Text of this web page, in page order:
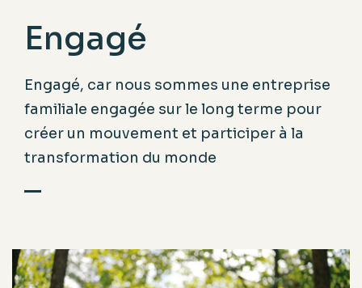
Engagé
Engagé, car nous sommes une entreprise
familiale engagée sur le long terme pour
créer un mouvement et participer à la
transformation du monde